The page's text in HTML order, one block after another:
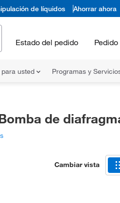
de líquidos Ahorrar ahora
Estado del pedido
usted Programas y
de
Cambiar vista